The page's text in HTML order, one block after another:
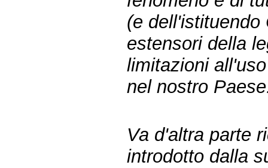
(e dell'istituendo
estensori della
limitazioni
nel nostro
Va d'altra parte
introdotto dalla